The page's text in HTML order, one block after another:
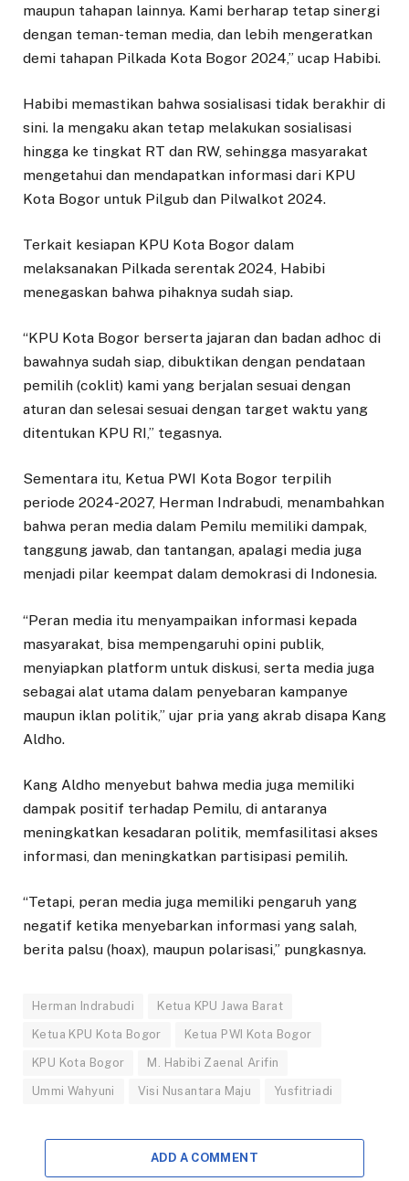
maupun tahapan lainnya. Kami berharap tetap sinergi
dengan teman-teman media, dan lebih mengeratkan
demi tahapan Pilkada Kota Bogor 2024,” ucap Habibi.
Habibi memastikan bahwa sosialisasi tidak berakhir di
sini. Ia mengaku akan tetap melakukan sosialisasi
hingga ke tingkat RT dan RW, sehingga masyarakat
mengetahui dan mendapatkan informasi dari KPU
Kota Bogor untuk Pilgub dan Pilwalkot 2024.
Terkait kesiapan KPU Kota Bogor dalam
melaksanakan Pilkada serentak 2024, Habibi
menegaskan bahwa pihaknya sudah siap.
“KPU Kota Bogor berserta jajaran dan badan adhoc di
bawahnya sudah siap, dibuktikan dengan pendataan
pemilih (coklit) kami yang berjalan sesuai dengan
aturan dan selesai sesuai dengan target waktu yang
ditentukan KPU RI,” tegasnya.
Sementara itu, Ketua PWI Kota Bogor terpilih
periode 2024-2027, Herman Indrabudi, menambahkan
bahwa peran media dalam Pemilu memiliki dampak,
tanggung jawab, dan tantangan, apalagi media juga
menjadi pilar keempat dalam demokrasi di Indonesia.
“Peran media itu menyampaikan informasi kepada
masyarakat, bisa mempengaruhi opini publik,
menyiapkan platform untuk diskusi, serta media juga
sebagai alat utama dalam penyebaran kampanye
maupun iklan politik,” ujar pria yang akrab disapa Kang
Aldho.
Kang Aldho menyebut bahwa media juga memiliki
dampak positif terhadap Pemilu, di antaranya
meningkatkan kesadaran politik, memfasilitasi akses
informasi, dan meningkatkan partisipasi pemilih.
“Tetapi, peran media juga memiliki pengaruh yang
negatif ketika menyebarkan informasi yang salah,
berita palsu (hoax), maupun polarisasi,” pungkasnya.
Herman Indrabudi Ketua KPU Jawa Barat
Ketua KPU Kota Bogor Ketua PWI Kota Bogor
KPU Kota Bogor M. Habibi Zaenal Arifin
Ummi Wahyuni Visi Nusantara Maju Yusfitriadi
ADD A COMMENT